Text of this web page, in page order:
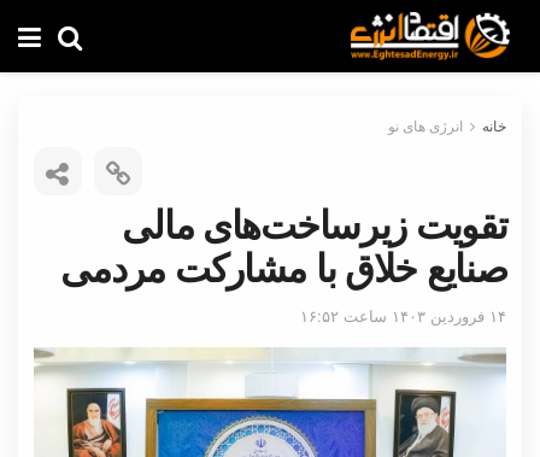
خانه انرژی های نو
تقویت زیرساخت‌های مالی
صنایع خلاق با مشارکت مردمی
۱۴ فروردین ۱۴۰۳ ساعت ۱۶:۵۲